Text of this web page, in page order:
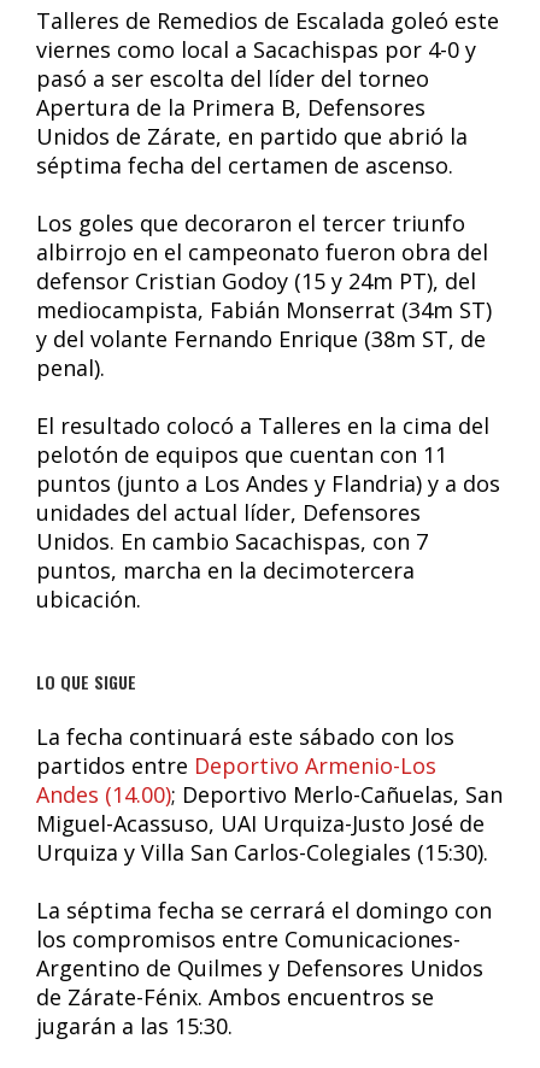
Talleres de Remedios de Escalada goleó este
viernes como local a Sacachispas por 4-0 y
pasó a ser escolta del líder del torneo
Apertura de la Primera B, Defensores
Unidos de Zárate, en partido que abrió la
séptima fecha del certamen de ascenso.
Los goles que decoraron el tercer triunfo
albirrojo en el campeonato fueron obra del
defensor Cristian Godoy (15 y 24m PT), del
mediocampista, Fabián Monserrat (34m ST)
y del volante Fernando Enrique (38m ST, de
penal).
El resultado colocó a Talleres en la cima del
pelotón de equipos que cuentan con 11
puntos (junto a Los Andes y Flandria) y a dos
unidades del actual líder, Defensores
Unidos. En cambio Sacachispas, con 7
puntos, marcha en la decimotercera
ubicación.
LO QUE SIGUE
La fecha continuará este sábado con los
partidos entre Deportivo Armenio-Los
Andes (14.00); Deportivo Merlo-Cañuelas, San
Miguel-Acassuso, UAI Urquiza-Justo José de
Urquiza y Villa San Carlos-Colegiales (15:30).
La séptima fecha se cerrará el domingo con
los compromisos entre Comunicaciones-
Argentino de Quilmes y Defensores Unidos
de Zárate-Fénix. Ambos encuentros se
jugarán a las 15:30.